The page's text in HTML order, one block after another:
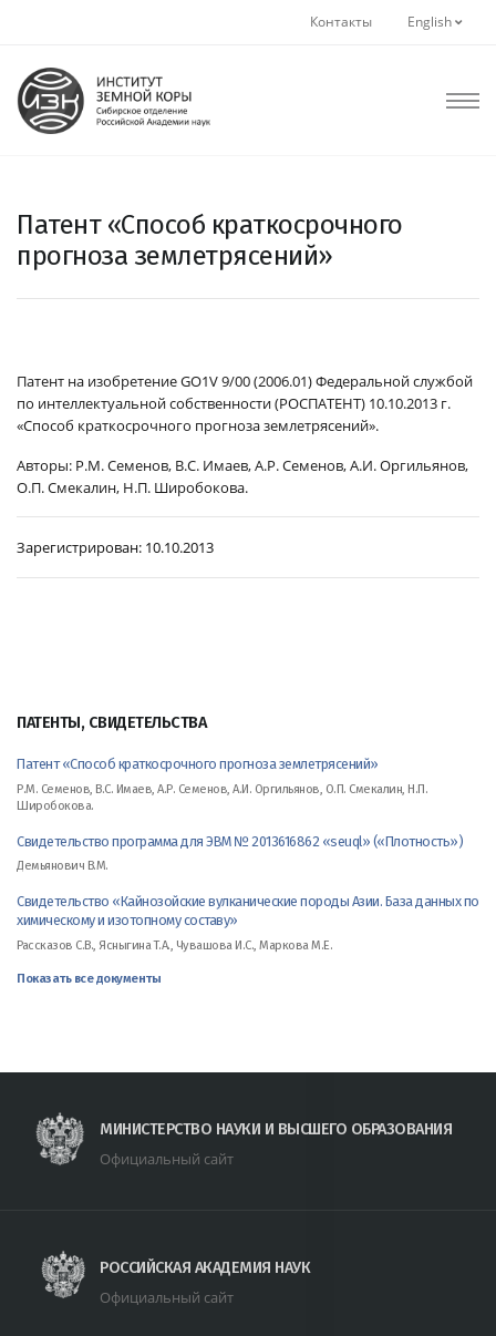
Контакты English
ПАТЕНТЫ, СВИДЕТЕЛЬСТВА
Патент «Способ краткосрочного прогноза землетрясений»
Р.М. Семенов, В.С. Имаев, А.Р. Семенов, А.И. Оргильянов, О.П. Смекалин, Н.П.
Широбокова.
Свидетельство программа для ЭВМ № 2013616862 «seuql» («Плотность»)
Демьянович В.М.
Свидетельство «Кайнозойские вулканические породы Азии. База данных по
химическому и изотопному составу»
Рассказов С.В., Ясныгина Т.А., Чувашова И.С., Маркова М.Е.
Показать все документы
Патент «Способ краткосрочного
прогноза землетрясений»
Патент на изобретениеGO1V 9/00 (2006.01)Федеральной службой
по интеллектуальной собственности (РОСПАТЕНТ) 10.10.2013 г.
«Способ краткосрочного прогноза землетрясений».
Авторы: Р.М. Семенов, В.С. Имаев, А.Р. Семенов, А.И. Оргильянов,
О.П. Смекалин, Н.П. Широбокова.
Зарегистрирован: 10.10.2013
МИНИСТЕРСТВО НАУКИ И ВЫСШЕГО ОБРАЗОВАНИЯ
Официальный сайт
РОССИЙСКАЯ АКАДЕМИЯ НАУК
Официальный сайт